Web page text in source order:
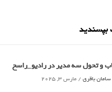
و تحول سه مدیر در رادیو_راسخ
سامان باقری / مارس 3, 2025